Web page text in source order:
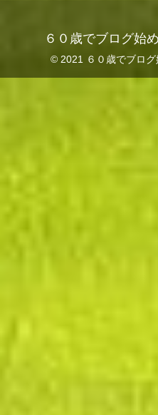
６０歳でブログ始
© 2021 ６０歳でブログ